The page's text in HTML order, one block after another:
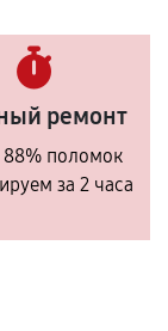
ремонт
88% поломок
за 2 часа